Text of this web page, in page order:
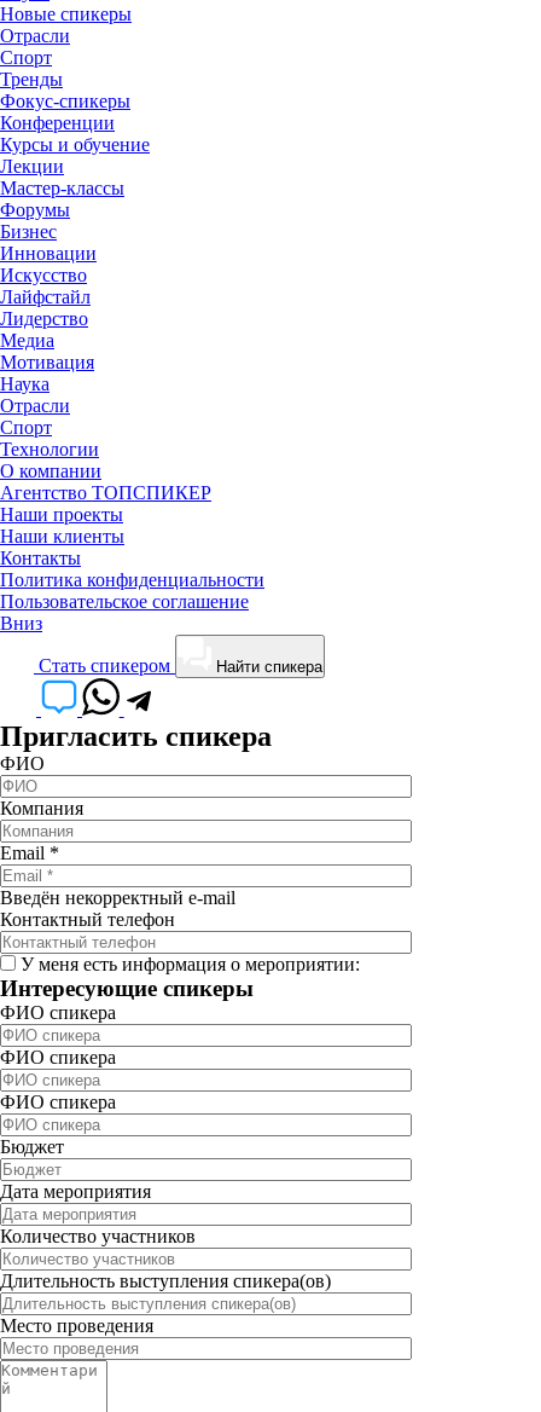
Новые спикеры
Отрасли
Спорт
Тренды
Фокус-спикеры
Конференции
Курсы и обучение
Лекции
Мастер-классы
Форумы
Бизнес
Инновации
Искусство
Лайфстайл
Лидерство
Медиа
Мотивация
Наука
Отрасли
Спорт
Технологии
О компании
Агентство ТОПСПИКЕР
Наши проекты
Наши клиенты
Контакты
Политика конфиденциальности
Пользовательское соглашение
Вниз
Cтать спикером Найти спикера
Пригласить спикера
ФИО
Компания
Email *
Введён некорректный e-mail
Контактный телефон
У меня есть информация о мероприятии:
Интересующие спикеры
ФИО спикера
ФИО спикера
ФИО спикера
Бюджет
Дата мероприятия
Количество участников
Длительность выступления спикера(ов)
Место проведения